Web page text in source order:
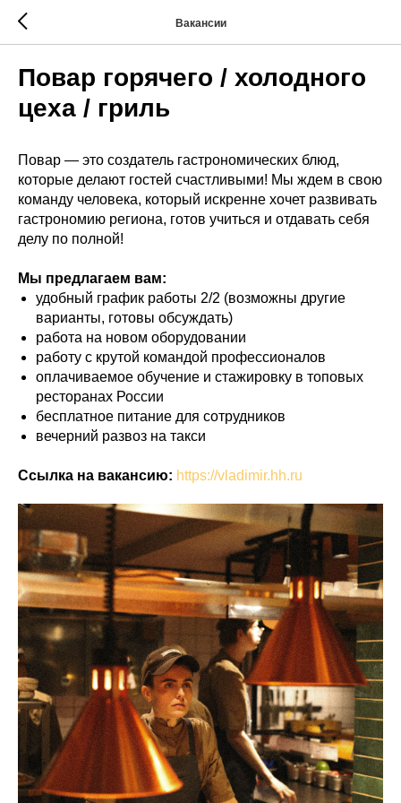
Вакансии
Повар горячего / холодного
цеха / гриль
Повар — это создатель гастрономических блюд,
которые делают гостей счастливыми! Мы ждем в свою
команду человека, который искренне хочет развивать
гастрономию региона, готов учиться и отдавать себя
делу по полной!
Мы предлагаем вам:
удобный график работы 2/2 (возможны другие
варианты, готовы обсуждать)
работа на новом оборудовании
работу с крутой командой профессионалов
оплачиваемое обучение и стажировку в топовых
ресторанах России
бесплатное питание для сотрудников
вечерний развоз на такси
Ссылка на вакансию: https://vladimir.hh.ru